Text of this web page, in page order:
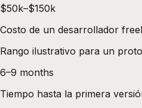
$50k–$150k
Costo de un desarrollador
Rango ilustrativo para un
6–9 months
Tiempo hasta la primera